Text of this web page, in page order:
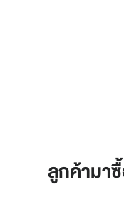
ลูกค้ามา